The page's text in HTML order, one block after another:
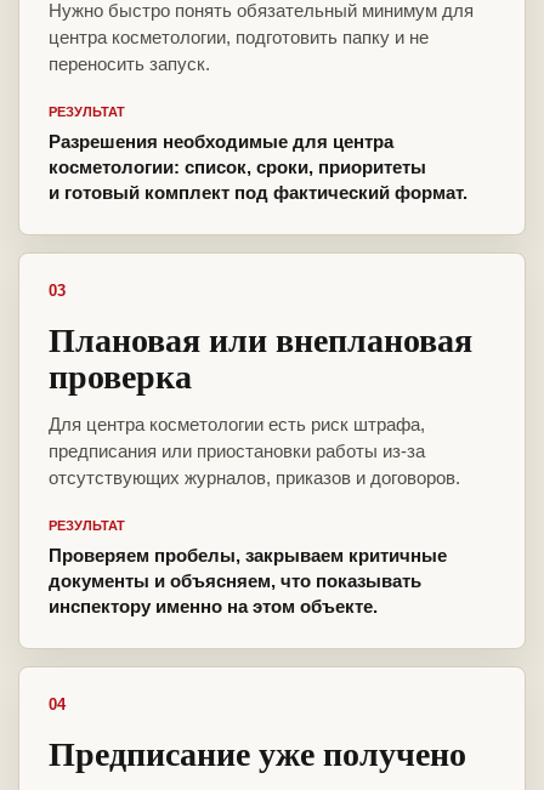
Нужно быстро понять обязательный минимум для
центра косметологии, подготовить папку и не
переносить запуск.
РЕЗУЛЬТАТ
Разрешения необходимые для центра
косметологии: список, сроки, приоритеты
и готовый комплект под фактический формат.
03
Плановая или внеплановая
проверка
Для центра косметологии есть риск штрафа,
предписания или приостановки работы из-за
отсутствующих журналов, приказов и договоров.
РЕЗУЛЬТАТ
Проверяем пробелы, закрываем критичные
документы и объясняем, что показывать
инспектору именно на этом объекте.
04
Предписание уже получено